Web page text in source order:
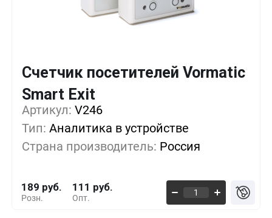
Счетчик посетителей Vormatic
Smart Exit
Артикул: V246
Тип: Аналитика в устройстве
Страна производитель: Россия
Розн.
189 руб.
Опт.
111 руб.
1+ 0%
5+ -9%
10+ -18%